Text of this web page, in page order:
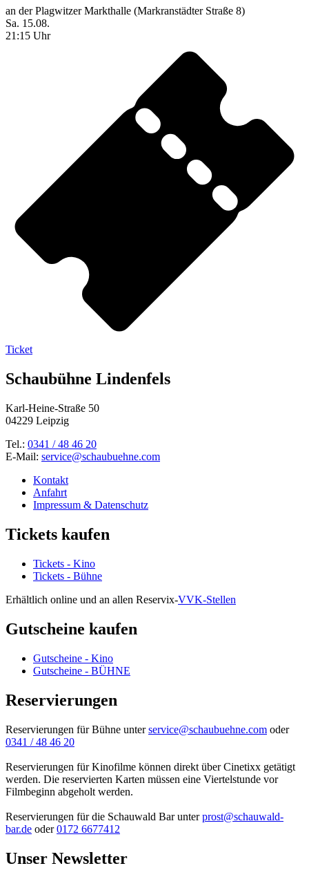
an der Plagwitzer Markthalle (Markranstädter Straße 8)
Sa. 15.08.
21:15 Uhr
Ticket
Schaubühne Lindenfels
Karl-Heine-Straße 50
04229 Leipzig
Tel.: 0341 / 48 46 20
E-Mail: service@schaubuehne.com
Kontakt
Anfahrt
Impressum & Datenschutz
Tickets kaufen
Tickets - Kino
Tickets - Bühne
Erhältlich online und an allen Reservix-VVK-Stellen
Gutscheine kaufen
Gutscheine - Kino
Gutscheine - BÜHNE
Reservierungen
Reservierungen für Bühne unterservice@schaubuehne.com oder
0341 / 48 46 20
Reservierungen für Kinofilme können direkt über Cinetixx getätigt
werden. Die reservierten Karten müssen eine Viertelstunde vor
Filmbeginn abgeholt werden.
Reservierungen für die Schauwald Bar unterprost@schauwald-
bar.de oder0172 6677412
Unser Newsletter